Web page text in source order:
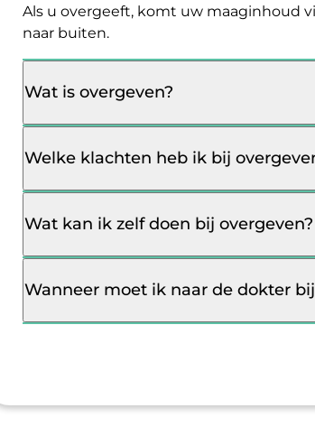
Als u overgeeft, komt uw maaginhoud
naar buiten.
Wat is overgeven?
Welke klachten heb ik bij
Wat kan ik zelf doen bij overgeven?
Wanneer moet ik naar de dokter